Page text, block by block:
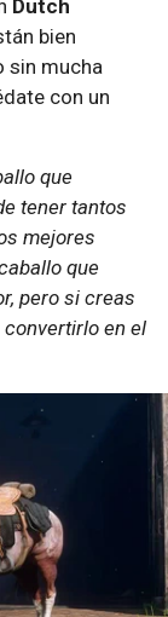
Dutch
bien
sin mucha
con un
que
tener tantos
mejores
que
pero si creas
en el